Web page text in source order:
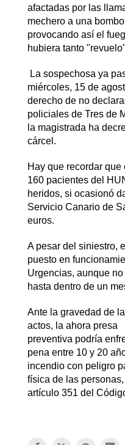
afactadas por las
mechero a una
provocando así el
hubiera tanto
La sospechosa ya
miércoles, 15 de
derecho de no
policiales de Tres de
la magistrada ha
cárcel.
Hay que recordar
160 pacientes del
heridos, si ocasionó
Servicio Canario de
euros.
A pesar del siniestro,
puesto en
Urgencias, aunque
hasta dentro de un
Ante la gravedad de
actos, la ahora presa
preventiva podría
pena entre 10 y 20
incendio con peligro
física de las
artículo 351 del